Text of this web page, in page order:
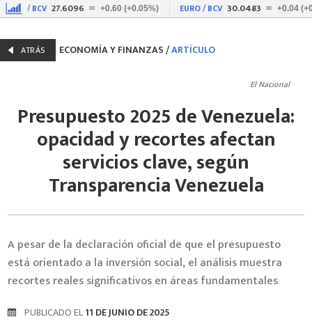
/ BCV 27.6096 +0.60 (+0.05%) EURO / BCV 30.0483 +0.04
ATRÁS ECONOMÍA Y FINANZAS/ARTÍCULO
El Nacional
Presupuesto 2025 de Venezuela:
opacidad y recortes afectan
servicios clave, según
Transparencia Venezuela
A pesar de la declaración oficial de que el presupuesto
está orientado a la inversión social, el análisis muestra
recortes reales significativos en áreas fundamentales
PUBLICADO EL11 DE JUNIO DE 2025